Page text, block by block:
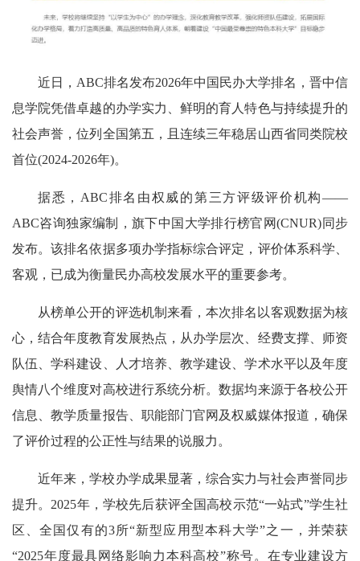
近日，ABC排名发布2026年中国民办大学排名，晋中信
息学院凭借卓越的办学实力、鲜明的育人特色与持续提升的
社会声誉，位列全国第五，且连续三年稳居山西省同类院校
首位(2024-2026年)。
据悉，ABC排名由权威的第三方评级评价机构——
ABC咨询独家编制，旗下中国大学排行榜官网(CNUR)同步
发布。该排名依据多项办学指标综合评定，评价体系科学、
客观，已成为衡量民办高校发展水平的重要参考。
从榜单公开的评选机制来看，本次排名以客观数据为核
心，结合年度教育发展热点，从办学层次、经费支撑、师资
队伍、学科建设、人才培养、教学建设、学术水平以及年度
舆情八个维度对高校进行系统分析。数据均来源于各校公开
信息、教学质量报告、职能部门官网及权威媒体报道，确保
了评价过程的公正性与结果的说服力。
近年来，学校办学成果显著，综合实力与社会声誉同步
提升。2025年，学校先后获评全国高校示范“一站式”学生社
区、全国仅有的3所“新型应用型本科大学”之一，并荣获
“2025年度最具网络影响力本科高校”称号。在专业建设方